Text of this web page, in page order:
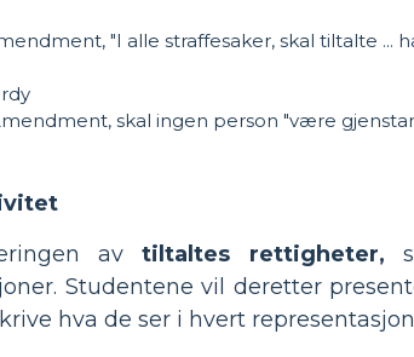
"I alle straffesaker, skal tiltalte ...
skal ingen person "være
avtiltaltes rettigheter,
Studentene vil deretter
hva de ser i hvert